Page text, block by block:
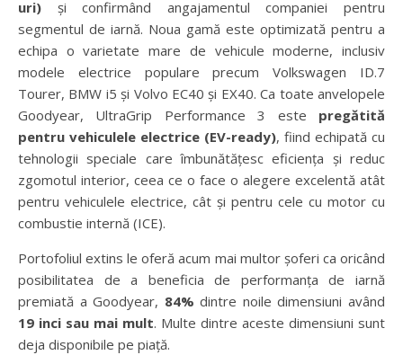
uri) și confirmând angajamentul companiei pentru
segmentul de iarnă. Noua gamă este optimizată pentru a
echipa o varietate mare de vehicule moderne, inclusiv
modele electrice populare precum Volkswagen ID.7
Tourer, BMW i5 și Volvo EC40 și EX40. Ca toate anvelopele
Goodyear, UltraGrip Performance 3 este pregătită
pentru vehiculele electrice (EV-ready), fiind echipată cu
tehnologii speciale care îmbunătățesc eficiența și reduc
zgomotul interior, ceea ce o face o alegere excelentă atât
pentru vehiculele electrice, cât și pentru cele cu motor cu
combustie internă (ICE).
Portofoliul extins le oferă acum mai multor șoferi ca oricând
posibilitatea de a beneficia de performanța de iarnă
premiată a Goodyear, 84% dintre noile dimensiuni având
19 inci sau mai mult. Multe dintre aceste dimensiuni sunt
deja disponibile pe piață.